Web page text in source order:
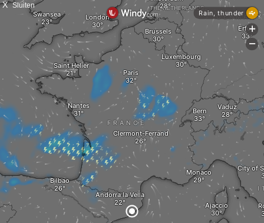
XSluiten